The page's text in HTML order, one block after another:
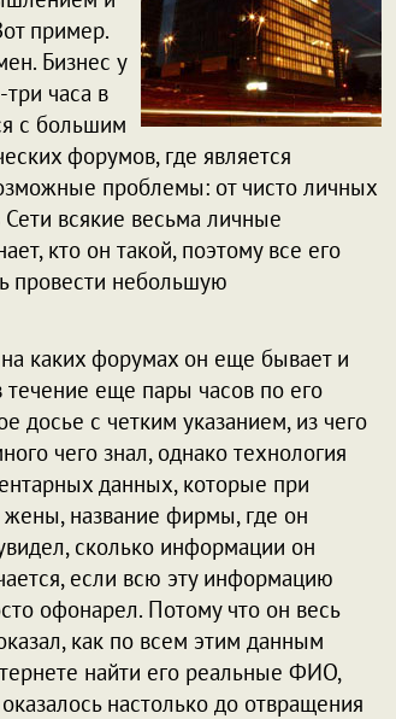
пример.
Бизнес у
часа в
с большим
форумов, где является
проблемы: от чисто личных
всякие весьма личные
кто он такой, поэтому все его
провести небольшую
каких форумах он еще бывает и
еще пары часов по его
досье с четким указанием, из чего
чего знал, однако технология
данных, которые при
название фирмы, где он
сколько информации он
если всю эту информацию
офонарел. Потому что он весь
как по всем этим данным
найти его реальные ФИО,
настолько до отвращения